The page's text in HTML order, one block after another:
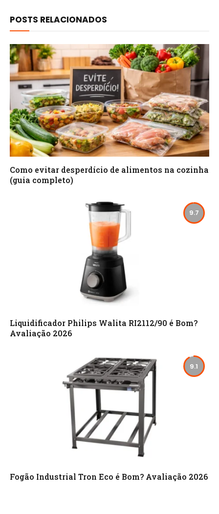
POSTS RELACIONADOS
Como evitar desperdício de alimentos na cozinha
(guia completo)
9.7
Liquidificador Philips Walita RI2112/90 é Bom?
Avaliação 2026
9.1
Fogão Industrial Tron Eco é Bom? Avaliação 2026